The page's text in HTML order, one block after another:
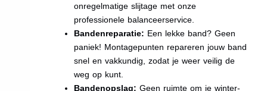
onregelmatige slijtage met onze
professionele balanceerservice.
Bandenreparatie: Een lekke band? Geen
paniek! Montagepunten repareren jouw band
snel en vakkundig, zodat je weer veilig de
weg op kunt.
Bandenopslag: Geen ruimte om je winter-